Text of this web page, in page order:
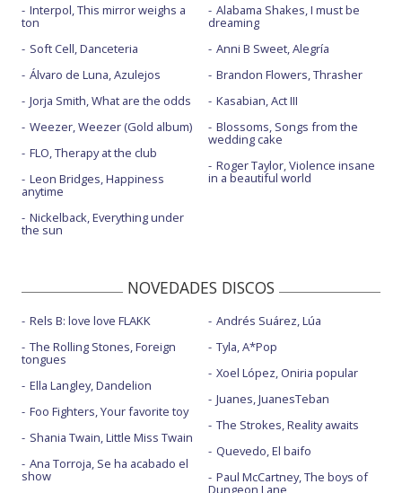
Interpol, This mirror weighs a
ton
Soft Cell, Danceteria
Álvaro de Luna, Azulejos
Jorja Smith, What are the odds
Weezer, Weezer (Gold album)
FLO, Therapy at the club
Leon Bridges, Happiness
anytime
Nickelback, Everything under
the sun
Alabama Shakes, I must be
dreaming
Anni B Sweet, Alegría
Brandon Flowers, Thrasher
Kasabian, Act III
Blossoms, Songs from the
wedding cake
Roger Taylor, Violence insane
in a beautiful world
NOVEDADES DISCOS
Rels B: love love FLAKK
The Rolling Stones, Foreign
tongues
Ella Langley, Dandelion
Foo Fighters, Your favorite toy
Shania Twain, Little Miss Twain
Ana Torroja, Se ha acabado el
show
Andrés Suárez, Lúa
Tyla, A*Pop
Xoel López, Oniria popular
Juanes, JuanesTeban
The Strokes, Reality awaits
Quevedo, El baifo
Paul McCartney, The boys of
Dungeon Lane